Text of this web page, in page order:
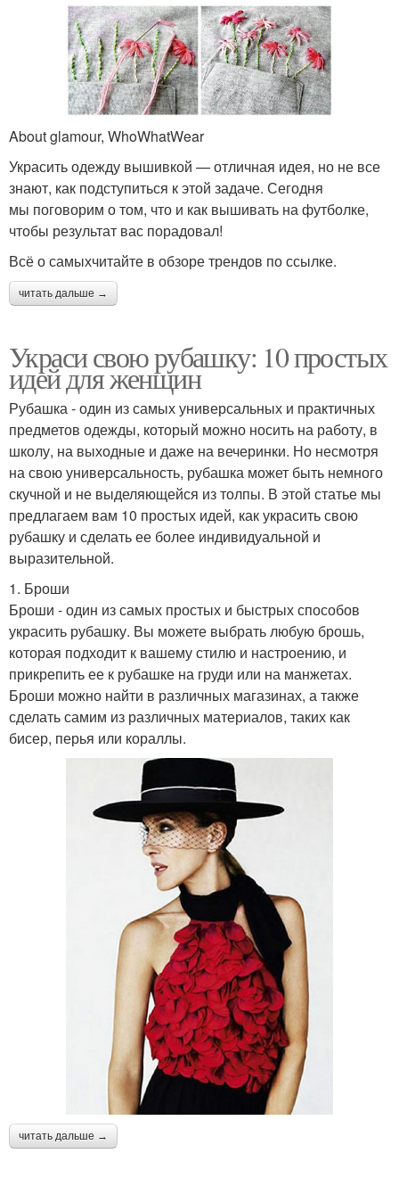
About glamour, WhoWhatWear
Украсить одежду вышивкой — отличная идея, но не все
знают, как подступиться к этой задаче. Сегодня
мы поговорим о том, что и как вышивать на футболке,
чтобы результат вас порадовал!
Всё о самыхчитайте в обзоре трендов по ссылке.
читать дальше →
Украси свою рубашку: 10 простых
идей для женщин
Рубашка - один из самых универсальных и практичных
предметов одежды, который можно носить на работу, в
школу, на выходные и даже на вечеринки. Но несмотря
на свою универсальность, рубашка может быть немного
скучной и не выделяющейся из толпы. В этой статье мы
предлагаем вам 10 простых идей, как украсить свою
рубашку и сделать ее более индивидуальной и
выразительной.
1. Броши
Броши - один из самых простых и быстрых способов
украсить рубашку. Вы можете выбрать любую брошь,
которая подходит к вашему стилю и настроению, и
прикрепить ее к рубашке на груди или на манжетах.
Броши можно найти в различных магазинах, а также
сделать самим из различных материалов, таких как
бисер, перья или кораллы.
читать дальше →